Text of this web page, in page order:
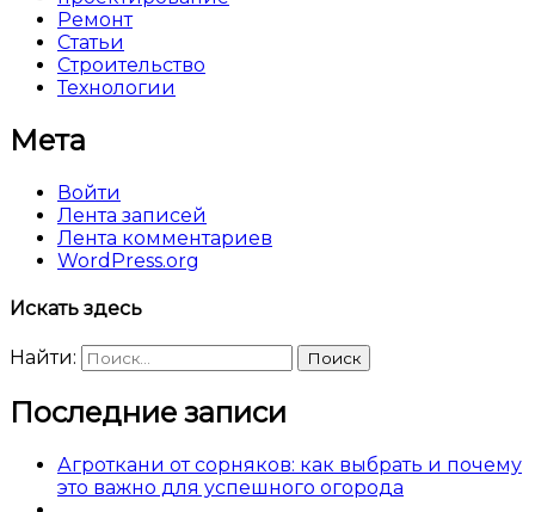
Ремонт
Статьи
Строительство
Технологии
Мета
Войти
Лента записей
Лента комментариев
WordPress.org
Искать здесь
Найти:
Последние записи
Агроткани от сорняков: как выбрать и почему
это важно для успешного огорода